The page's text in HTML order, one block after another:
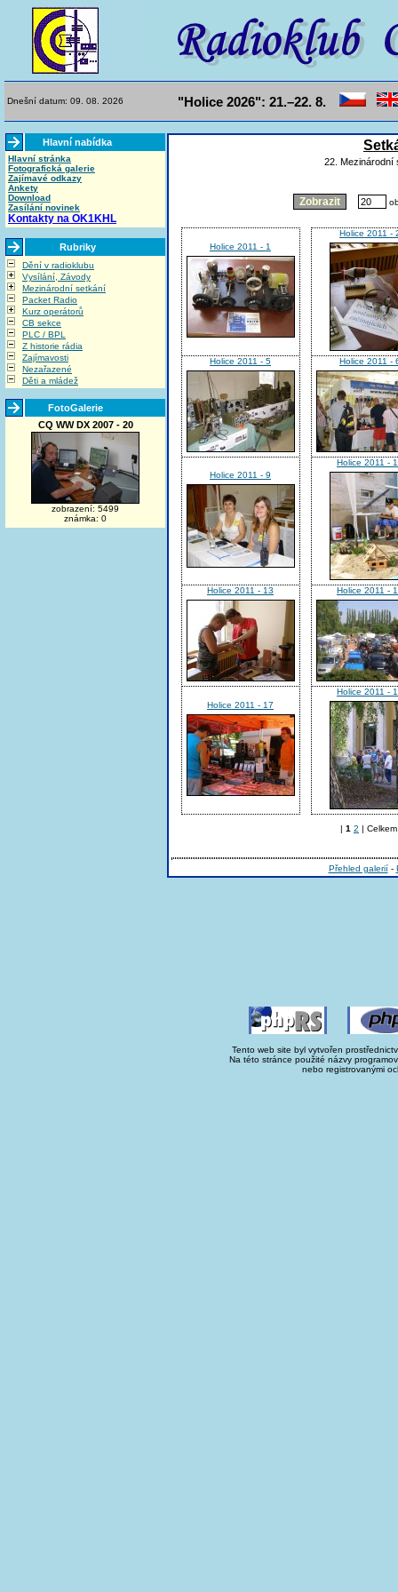
Dnešní datum: 09. 08. 2026 "Holice 2026": 21.–22. 8.
Hlavní nabídka
Hlavní stránka
Fotografická galerie
Zajímavé odkazy
Ankety
Download
Zasílání novinek
Kontakty na OK1KHL
Rubriky
Dění v radioklubu
Vysílání, Závody
Mezinárodní setkání
Packet Radio
Kurz operátorů
CB sekce
PLC / BPL
Z historie rádia
Zajímavosti
Nezařazené
Děti a mládež
FotoGalerie
CQ WW DX 2007 - 20
zobrazení: 5499
známka: 0
22. Mezinárodní
Holice 2011 - 1
Holice 2011 -
Holice 2011 - 5 Holice 2011 -
Holice 2011 - 9
Holice 2011 -
Holice 2011 - 13 Holice 2011 -
Holice 2011 - 17
Holice 2011 -
| 1 2 |
Přehled galerií-
Tento web site byl vytvořen
Na této stránce použité názvy
nebo registrovanými